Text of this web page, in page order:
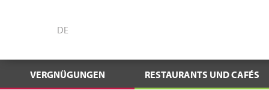
DE
VERGNÜGUNGEN RESTAURANTS UND CAFÉS